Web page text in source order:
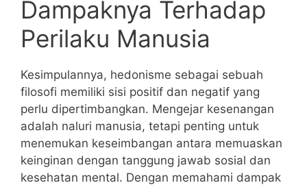
Dampaknya Terhadap
Perilaku Manusia
Kesimpulannya, hedonisme sebagai sebuah
filosofi memiliki sisi positif dan negatif yang
perlu dipertimbangkan. Mengejar kesenangan
adalah naluri manusia, tetapi penting untuk
menemukan keseimbangan antara memuaskan
keinginan dengan tanggung jawab sosial dan
kesehatan mental. Dengan memahami dampak